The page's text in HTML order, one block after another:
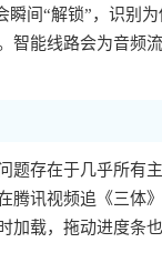
间“解锁”，识别
智能线路会为音频
存在于几乎所有
讯视频追《三体
载，拖动进度条